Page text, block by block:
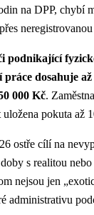
na DPP, chybí
podnikající
práce dosahuje
000 Kč.
pokuta až
ostře cílí na
s realitou
nejsou jen
administrativu